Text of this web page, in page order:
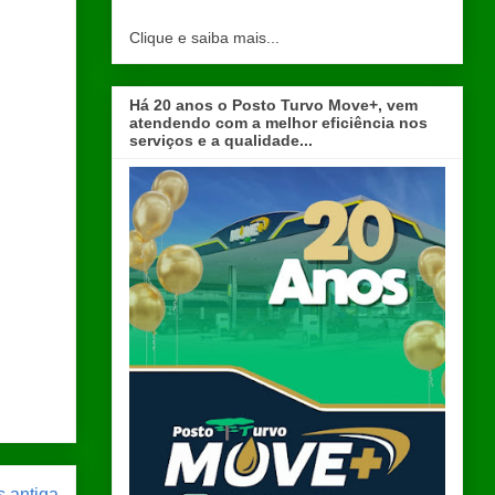
Clique e saiba mais...
Há 20 anos o Posto Turvo Move+, vem
atendendo com a melhor eficiência nos
serviços e a qualidade...